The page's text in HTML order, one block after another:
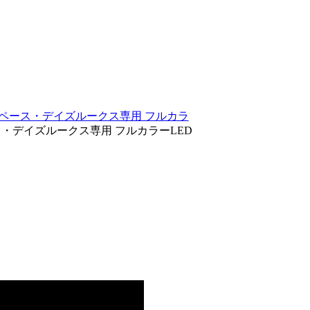
ース・デイズルークス専用 フルカラ
デイズルークス専用 フルカラーLED